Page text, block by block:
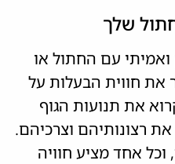
שלך
עם החתול או
את חווית הבעלות על
את תנועות הגוף
רצונותיהם וצרכיהם.
וכל אחד מציע חוויה